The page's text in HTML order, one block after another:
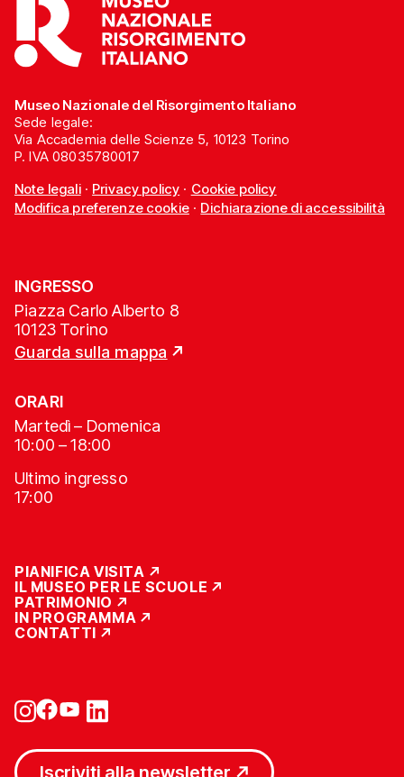
Museo Nazionale del Risorgimento Italiano
Sede legale:
Via Accademia delle Scienze 5, 10123 Torino
P. IVA 08035780017
Note legali· Privacy policy · Cookie policy
Modifica preferenze cookie· Dichiarazione di accessibilità
INGRESSO
Piazza Carlo Alberto 8
10123 Torino
Guarda sulla mappa
ORARI
Martedì – Domenica
10:00 – 18:00
Ultimo ingresso
17:00
PIANIFICA VISITA
IL MUSEO PER LE SCUOLE
PATRIMONIO
IN PROGRAMMA
CONTATTI
Iscriviti alla newsletter